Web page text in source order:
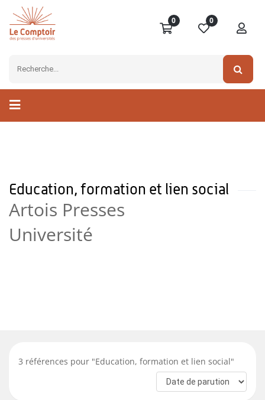
0 0
Education, formation et lien social
Artois Presses
Université
3 références pour "Education, formation et lien social"